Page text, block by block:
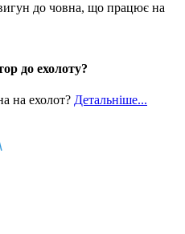
до човна, що працює на
до ехолоту?
на ехолот? Детальніше...